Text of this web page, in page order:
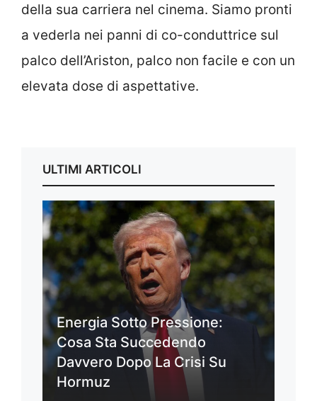
della sua carriera nel cinema. Siamo pronti
a vederla nei panni di co-conduttrice sul
palco dell’Ariston, palco non facile e con un
elevata dose di aspettative.
ULTIMI ARTICOLI
Energia Sotto Pressione:
Cosa Sta Succedendo
Davvero Dopo La Crisi Su
Hormuz